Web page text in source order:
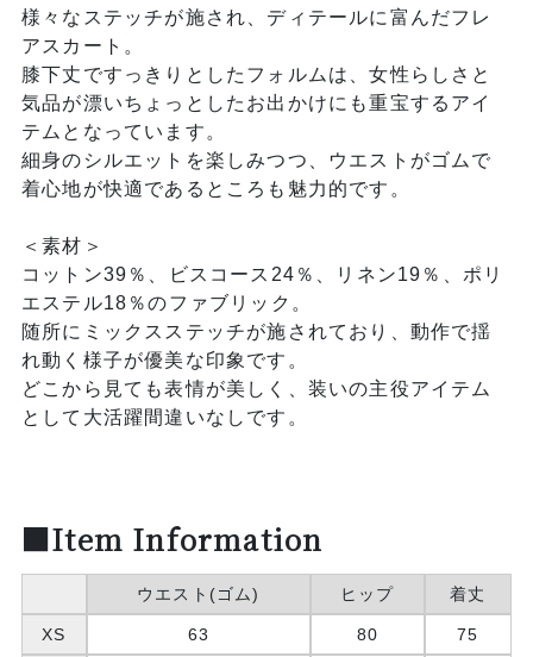
様々なステッチが施され、ディテールに富んだフレ
アスカート。
膝下丈ですっきりとしたフォルムは、女性らしさと
気品が漂いちょっとしたお出かけにも重宝するアイ
テムとなっています。
細身のシルエットを楽しみつつ、ウエストがゴムで
着心地が快適であるところも魅力的です。
＜素材＞
コットン39％、ビスコース24％、リネン19％、ポリ
エステル18％のファブリック。
随所にミックスステッチが施されており、動作で揺
れ動く様子が優美な印象です。
どこから見ても表情が美しく、装いの主役アイテム
として大活躍間違いなしです。
■Item Information
ウエスト(ゴム) ヒップ 着丈
XS 63 80 75